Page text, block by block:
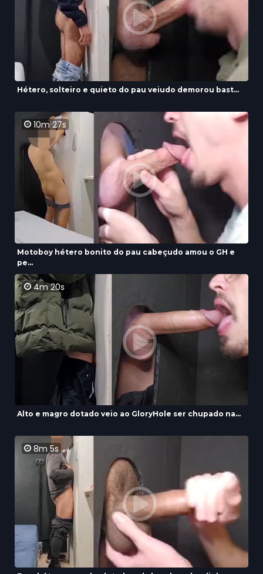
Hétero, solteiro e quieto do pau veiudo demorou bast...
10m 27s
Motoboy hétero bonito do pau cabeçudo amou o GH e
pe...
4m 20s
Alto e magro dotado veio ao GloryHole ser chupado na...
8m 5s